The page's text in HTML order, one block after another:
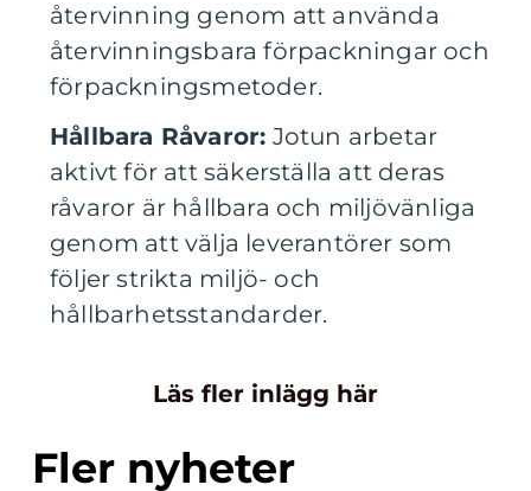
återvinning genom att använda
återvinningsbara förpackningar och
förpackningsmetoder.
Hållbara Råvaror: Jotun arbetar
aktivt för att säkerställa att deras
råvaror är hållbara och miljövänliga
genom att välja leverantörer som
följer strikta miljö- och
hållbarhetsstandarder.
Läs fler inlägg här
Fler nyheter